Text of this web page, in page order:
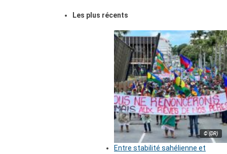
Les plus récents
© (DR)
Entre stabilité sahélienne et